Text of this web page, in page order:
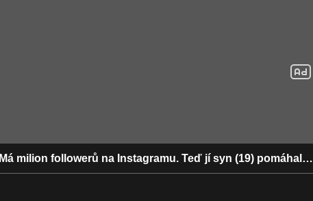
Má milion followerů na Instagramu. Teď jí syn (19) pomáhal…